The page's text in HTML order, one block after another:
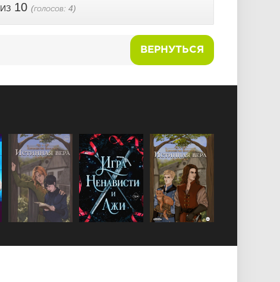
из 10 (голосов: 4)
ВЕРНУТЬСЯ